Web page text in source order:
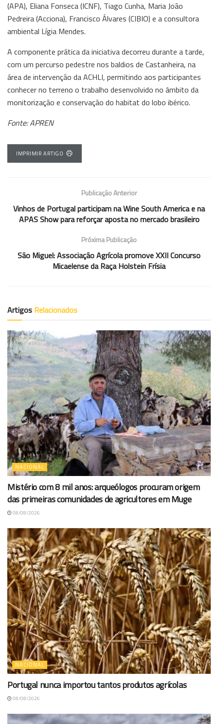
(APA), Eliana Fonseca (ICNF), Tiago Cunha, Maria João
Pedreira (Acciona), Francisco Álvares (CIBIO) e a consultora
ambiental Lígia Mendes.
A componente prática da iniciativa decorreu durante a tarde,
com um percurso pedestre nos baldios de Castanheira, na
área de intervenção da ACHLI, permitindo aos participantes
conhecer no terreno o trabalho desenvolvido no âmbito da
monitorização e conservação do habitat do lobo ibérico.
Fonte: APREN
IMPRIMIR ARTIGO
Publicação Anterior
Vinhos de Portugal participam na Wine South America e na
APAS Show para reforçar aposta no mercado brasileiro
Próxima Publicação
São Miguel: Associação Agrícola promove XXII Concurso
Micaelense da Raça Holstein Frísia
Artigos Relacionados
NACIONAL
Mistério com 8 mil anos: arqueólogos procuram origem
das primeiras comunidades de agricultores em Muge
08/08/2026
NACIONAL
Portugal nunca importou tantos produtos agrícolas
08/08/2026